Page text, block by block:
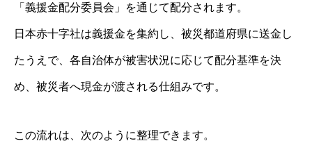
「義援金配分委員会」を通じて配分されます。
日本赤十字社は義援金を集約し、被災都道府県に送金し
たうえで、各自治体が被害状況に応じて配分基準を決
め、被災者へ現金が渡される仕組みです。
この流れは、次のように整理できます。